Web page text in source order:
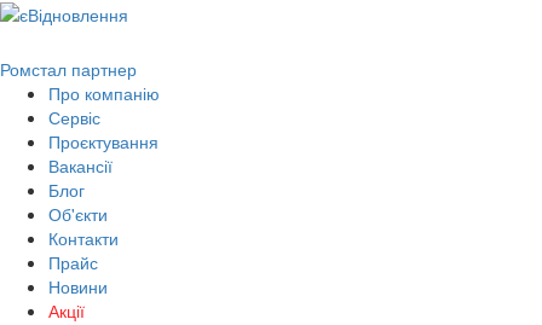
Ромстал партнер
Про компанію
Сервіс
Проєктування
Вакансії
Блог
Об'єкти
Контакти
Прайс
Новини
Акції